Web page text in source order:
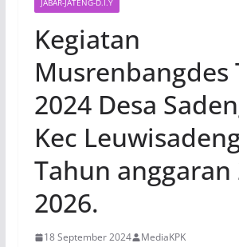
JABAR-JATENG-D.I.Y
Kegiatan
Musrenbangdes
2024 Desa
Kec
Tahun anggaran
2026.
18 September 2024 MediaKPK